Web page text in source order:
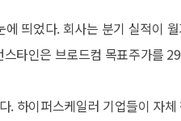
띄었다. 회사는 분기 실적이
타인은 브로드컴 목표주가를
. 하이퍼스케일러 기업들이 자